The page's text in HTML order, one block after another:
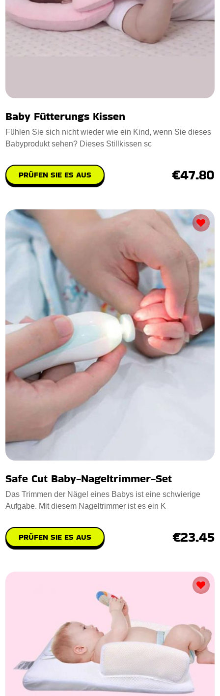
Baby Fütterungs Kissen
Fühlen Sie sich nicht wieder wie ein Kind, wenn Sie dieses
Babyprodukt sehen? Dieses Stillkissen sc
PRÜFEN SIE ES AUS €47.80
Safe Cut Baby-Nageltrimmer-Set
Das Trimmen der Nägel eines Babys ist eine schwierige
Aufgabe. Mit diesem Nageltrimmer ist es ein K
PRÜFEN SIE ES AUS €23.45